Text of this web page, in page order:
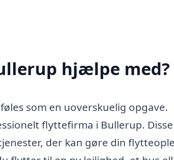
hjælpe med?
som en uoverskuelig opgave.
flyttefirma i Bullerup. Disse
der kan gøre din